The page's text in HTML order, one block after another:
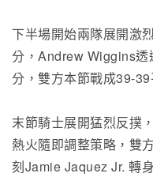
下半場開始兩隊展開激
分，Andrew Wiggins透
分，雙方本節戰成39-
末節騎士展開猛烈反撲
熱火隨即調整策略，雙
刻Jamie Jaquez Jr. 轉